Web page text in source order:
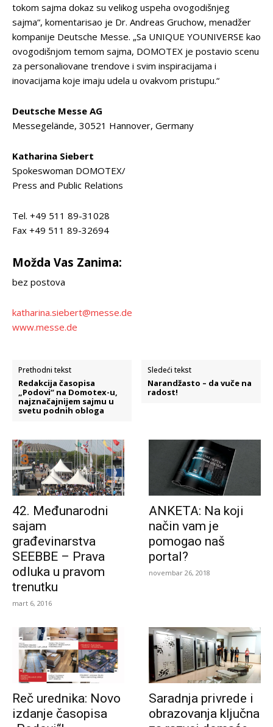
tokom sajma dokaz su velikog uspeha ovogodišnjeg
sajma“, komentarisao je Dr. Andreas Gruchow, menadžer
kompanije Deutsche Messe. „Sa UNIQUE YOUNIVERSE kao
ovogodišnjom temom sajma, DOMOTEX je postavio scenu
za personaliovane trendove i svim inspiracijama i
inovacijama koje imaju udela u ovakvom pristupu.“
Deutsche Messe AG
Messegelände, 30521 Hannover, Germany
Katharina Siebert
Spokeswoman DOMOTEX/
Press and Public Relations
Tel. +49 511 89-31028
Fax +49 511 89-32694
Možda Vas Zanima:
bez postova
katharina.siebert@messe.de
www.messe.de
Prethodni tekst
Redakcija časopisa
„Podovi“ na Domotex-u,
najznačajnijem sajmu u
svetu podnih obloga
Sledeći tekst
Narandžasto – da vuče na
radost!
42. Međunarodni
sajam
građevinarstva
SEEBBE – Prava
odluka u pravom
trenutku
mart 6, 2016
ANKETA: Na koji
način vam je
pomogao naš
portal?
novembar 26, 2018
Reč urednika: Novo
izdanje časopisa
Saradnja privrede i
obrazovanja ključna